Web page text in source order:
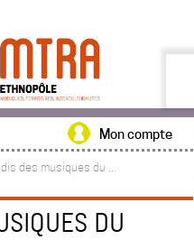
Mon compte
des musiques du ...
DU